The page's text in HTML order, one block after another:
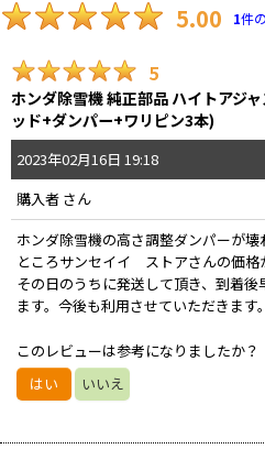
5.00 1件
5
ホンダ除雪機 純正部品 ハイトアジ
ッド+ダンパー+ワリピン3本)
2023年02月16日 19:18
購入者 さん
ホンダ除雪機の高さ調整ダンパーが
ところサンセイイ ストアさんの価格
その日のうちに発送して頂き、到着
ます。今後も利用させていただきます。
このレビューは参考になりましたか？
はい
いいえ